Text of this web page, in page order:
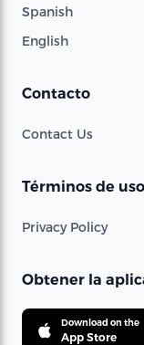
Spanish
English
Contacto
Contact Us
Términos de uso
Privacy Policy
Obtener la
Download on the
App Store